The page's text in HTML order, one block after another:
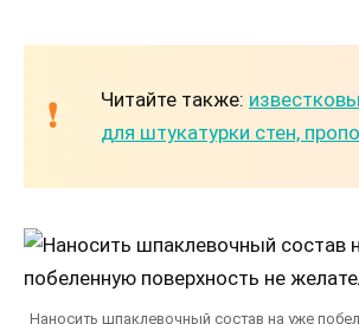
Читайте также:
для штукатурки стен,
Наносить шпаклевочный состав на уже